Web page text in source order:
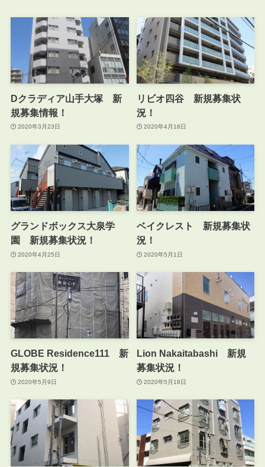
Dクラディア山手大塚 新
規募集情報！
2020年3月23日
リビオ四谷 新規募集状
況！
2020年4月18日
グランドボックス大泉学
園 新規募集状況！
2020年4月25日
ベイクレスト 新規募集状
況！
2020年5月1日
GLOBE Residence111 新
規募集状況！
2020年5月9日
Lion Nakaitabashi 新規
募集状況！
2020年5月18日